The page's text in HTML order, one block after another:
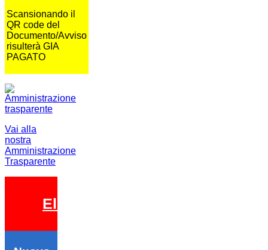
Scansionando il
QR code del
Documento/Avviso
risulterà GIA
PAGATO
Vai alla
nostra
Amministrazione
Trasparente
Elezioni 2026